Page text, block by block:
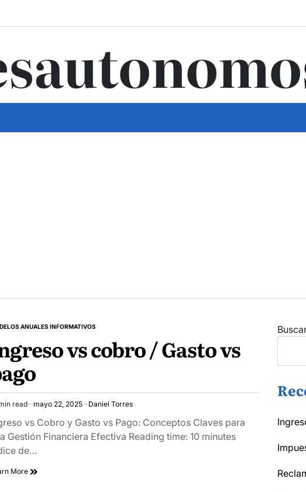
ANUALES INFORMATIVOS
vs cobro / Gasto vs
read mayo 22, 2025 Daniel Torres
vs Cobro y Gasto vs Pago: Conceptos Claves para
Gestión Financiera Efectiva Reading time: 10 minutes
de…
More